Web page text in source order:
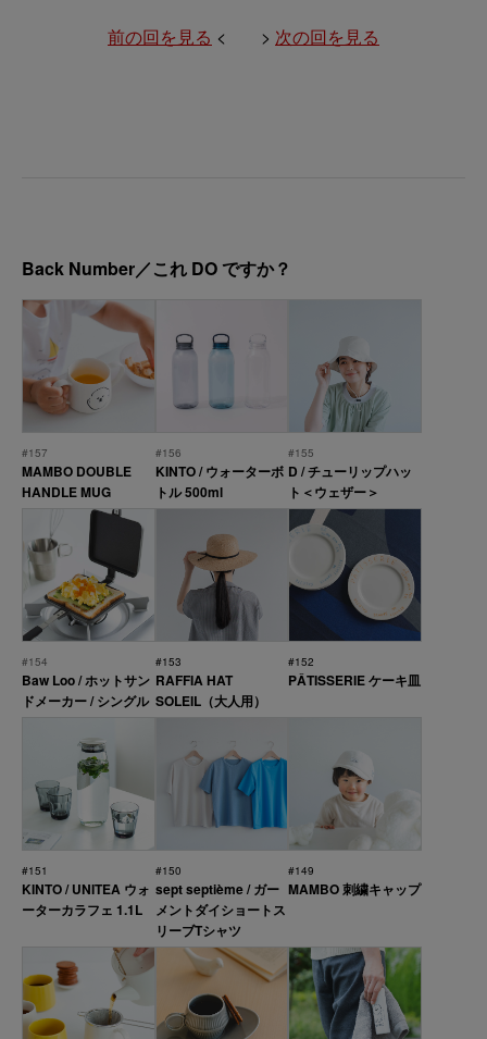
前の回を見る < > 次の回を見る
Back Number／これ DO ですか？
#157
MAMBO DOUBLE
HANDLE MUG
#156
KINTO / ウォーターボ
トル 500ml
#155
D / チューリップハッ
ト＜ウェザー＞
#154
Baw Loo / ホットサン
ドメーカー / シングル
#153
RAFFIA HAT
SOLEIL（大人用）
#152
PÂTISSERIE ケーキ皿
#151
KINTO / UNITEA ウォ
ーターカラフェ 1.1L
#150
sept septième / ガー
メントダイショートス
リーブTシャツ
#149
MAMBO 刺繍キャップ